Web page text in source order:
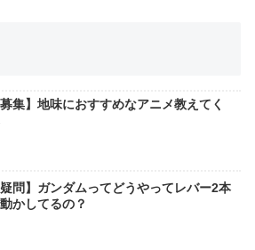
募集】地味におすすめなアニメ教えてく
疑問】ガンダムってどうやってレバー2本
かしてるの？